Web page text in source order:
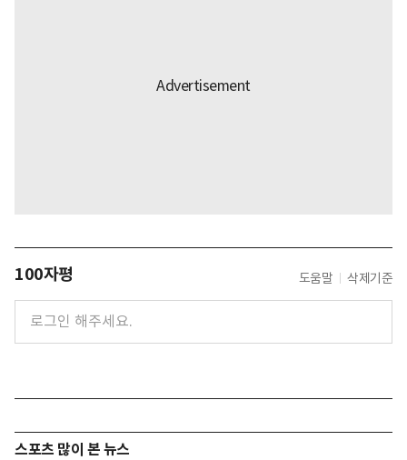
100자평 도움말 삭제기준
스포츠 많이 본 뉴스